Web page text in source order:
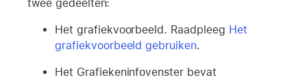
twee gedeelten:
Het grafiekvoorbeeld. Raadpleeg Het
grafiekvoorbeeld gebruiken.
Het Grafiekeninfovenster bevat